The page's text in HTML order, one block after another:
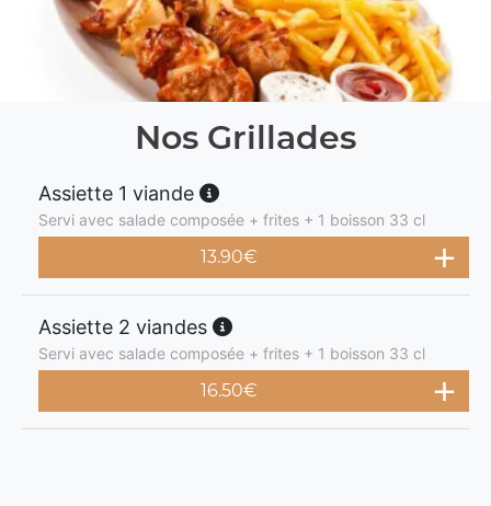
Nos Grillades
Assiette 1 viande
Servi avec salade composée + frites + 1 boisson 33 cl
13.90€
Assiette 2 viandes
Servi avec salade composée + frites + 1 boisson 33 cl
16.50€